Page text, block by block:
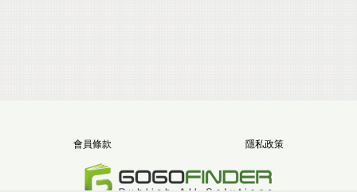
會員條款 隱私政策